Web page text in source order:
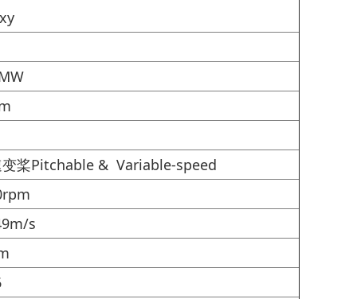
变桨Pitchable & Variable-speed
s